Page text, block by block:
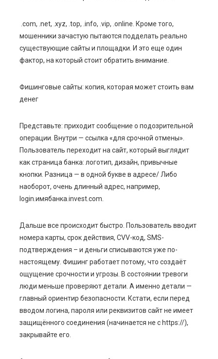
.com, .net, .xyz, .top, .info, .vip, .online. Кроме того,
мошенники зачастую пытаются подделать реально
существующие сайты и площадки. И это еще один
фактор, на который стоит обратить внимание.
Фишинговые сайты: копия, которая может стоить вам
денег
Представьте: приходит сообщение о подозрительной
операции. Внутри — ссылка «для срочной отмены».
Пользователь переходит на сайт, который выглядит
как страница банка: логотип, дизайн, привычные
кнопки. Разница — в одной букве в адресе/ Либо
наоборот, очень длинный адрес, например,
login.имябанка.invest.com.
Дальше все происходит быстро. Пользователь вводит
номера карты, срок действия, CVV-код, SMS-
подтверждения – и деньги списываются уже по-
настоящему. Фишинг работает потому, что создаёт
ощущение срочности и угрозы. В состоянии тревоги
люди меньше проверяют детали. А именно детали —
главный ориентир безопасности. Кстати, если перед
вводом логина, пароля или реквизитов сайт не имеет
защищённого соединения (начинается не с https://),
закрывайте его.